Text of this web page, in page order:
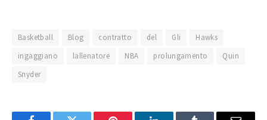
Basketball Blog contratto del Gli
Hawks
ingaggiano
lallenatore NBA prolungamento
Quin
Snyder